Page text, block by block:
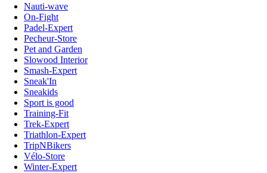
Nauti-wave
On-Fight
Padel-Expert
Pecheur-Store
Pet and Garden
Slowood Interior
Smash-Expert
Sneak'In
Sneakids
Sport is good
Training-Fit
Trek-Expert
Triathlon-Expert
TripNBikers
Vélo-Store
Winter-Expert